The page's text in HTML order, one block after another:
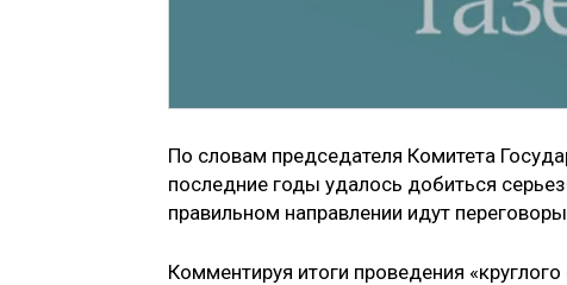
По словам председателя Комитета
последние годы удалось добиться
правильном направлении идут
Комментируя итоги проведения